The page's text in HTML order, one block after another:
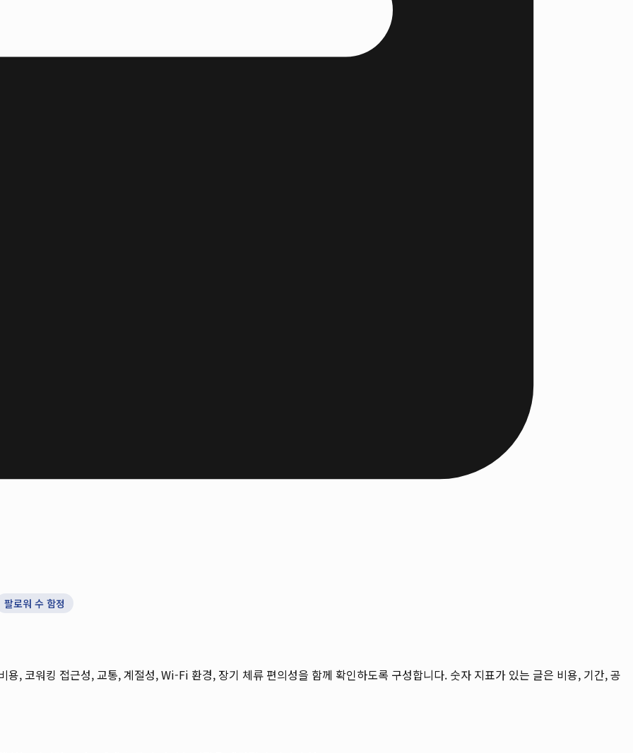
팔로워 수 함정
, 코워킹 접근성, 교통, 계절성, Wi-Fi 환경, 장기 체류 편의성을 함께 확인하도록 구성합니다. 숫자 지표가 있는 글은 비용, 기간, 공